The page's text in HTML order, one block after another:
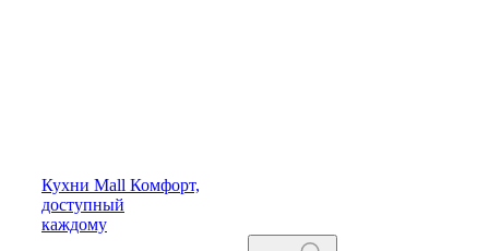
Кухни Mall Комфорт,
доступный
каждому